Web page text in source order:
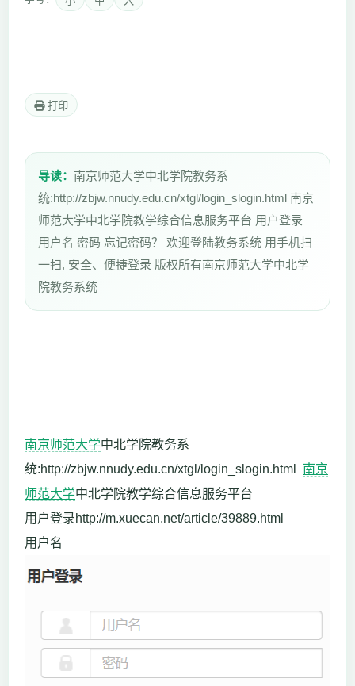
打印
导读： 南京师范大学中北学院教务系
统:http://zbjw.nnudy.edu.cn/xtgl/login_slogin.html 南京
师范大学中北学院教学综合信息服务平台 用户登录
用户名 密码 忘记密码？ 欢迎登陆教务系统 用手机扫
一扫, 安全、便捷登录 版权所有南京师范大学中北学
院教务系统
南京师范大学中北学院教务系
统:http://zbjw.nnudy.edu.cn/xtgl/login_slogin.html 南京
师范大学中北学院教学综合信息服务平台
用户登录http://m.xuecan.net/article/39889.html
用户名